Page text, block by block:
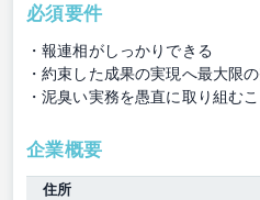
必須要件
・報連相がしっかりできる
・約束した成果の実現へ最大限
・泥臭い実務を愚直に取り組む
企業概要
住所